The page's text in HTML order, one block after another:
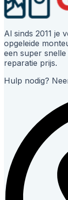
Al sinds 2011 je
opgeleide
een super
reparatie prijs.
Hulp nodig?